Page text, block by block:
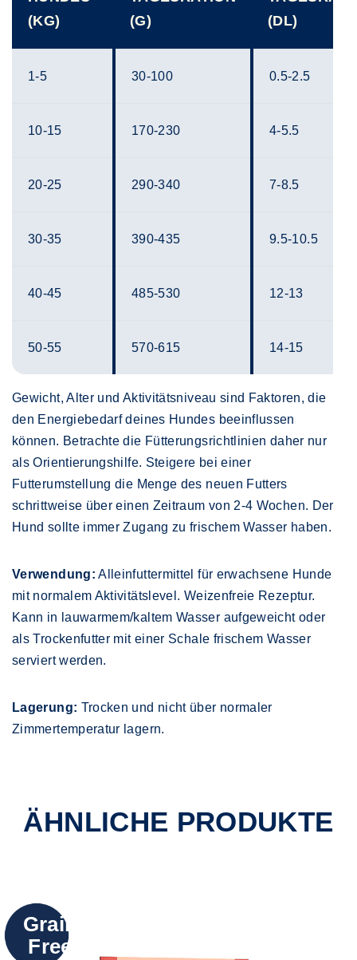
(KG)
(G)
(DL)
1-5 30-100 0.5-2.5
10-15 170-230 4-5.5
20-25 290-340 7-8.5
30-35 390-435 9.5-10.5
40-45 485-530 12-13
50-55 570-615 14-15
Gewicht, Alter und Aktivitätsniveau sind Faktoren, die
den Energiebedarf deines Hundes beeinflussen
können. Betrachte die Fütterungsrichtlinien daher nur
als Orientierungshilfe. Steigere bei einer
Futterumstellung die Menge des neuen Futters
schrittweise über einen Zeitraum von 2-4 Wochen. Der
Hund sollte immer Zugang zu frischem Wasser haben.
Verwendung: Alleinfuttermittel für erwachsene Hunde
mit normalem Aktivitätslevel. Weizenfreie Rezeptur.
Kann in lauwarmem/kaltem Wasser aufgeweicht oder
als Trockenfutter mit einer Schale frischem Wasser
serviert werden.
Lagerung: Trocken und nicht über normaler
Zimmertemperatur lagern.
ÄHNLICHE PRODUKTE
Grain
Free